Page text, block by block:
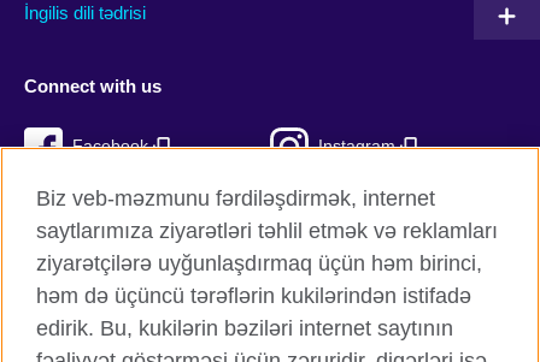
İngilis dili tədrisi
Connect with us
Facebook Instagram
Twitter TikTok
Biz veb-məzmunu fərdiləşdirmək, internet
saytlarımıza ziyarətləri təhlil etmək və reklamları
ziyarətçilərə uyğunlaşdırmaq üçün həm birinci,
həm də üçüncü tərəflərin kukilərindən istifadə
edirik. Bu, kukilərin bəziləri internet saytının